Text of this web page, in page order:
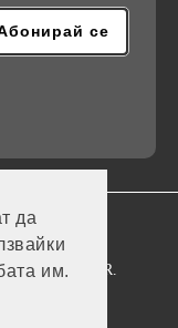
да
им.
с GDPR.